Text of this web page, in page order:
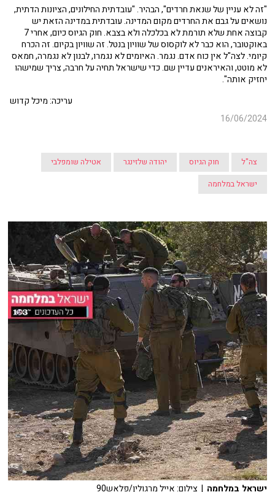
"זה לא עניין של שנאת חרדים", הבהיר. "עובדתית החילונים, הציונות הדתית,
נושאים על גבם את החרדים מקום המדינה. עובדתית במדינה הזאת יש
קבוצה אחת שלא תורמת לא בכלכלה ולא בצבא. חוק הגיוס כיום, אחרי 7
באוקטובר, הוא כבר לא לוקסוס של שוויון בנטל. זה שוויון בקיום. זה הכרח
קיומי. לצה"ל אין כוח אדם. נגמר. האיומים לא נגמרו, לבנון לא נגמרה, חמאס
לא מוטט, והאיראנים עדיין שם. כדי שישראל תחיה על חרבה, צריך שמישהו
יחזיק אותה".
עריכה: מיכל קדוש
16/06/2024
צה"ל חוק הגיוס יהודה שלזינגר
אטילה שומפלבי
ישראל במלחמה
ישראל במלחמה | צילום: אייל מרגולין/פלאש90